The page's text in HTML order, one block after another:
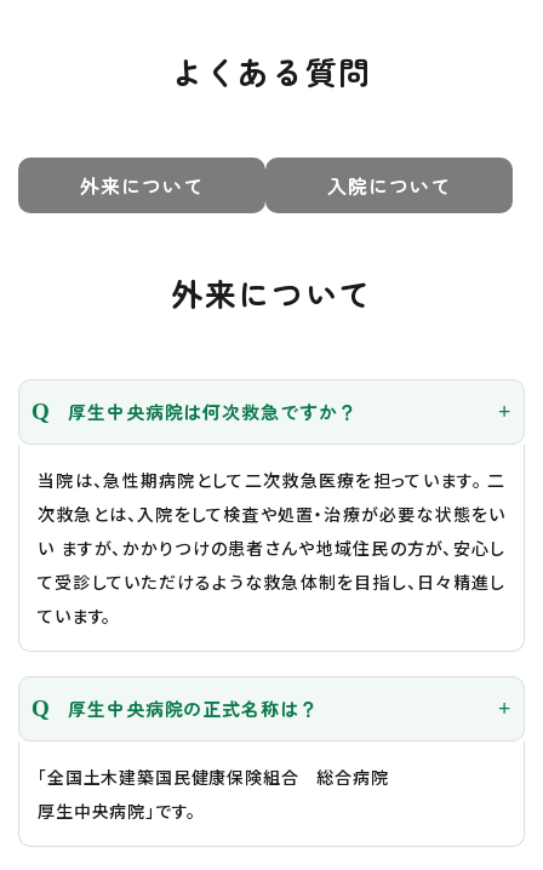
よくある質問
外来について 入院について
外来について
厚生中央病院は何次救急ですか？
当院は、急性期病院として二次救急医療を担っています。 二
次救急とは、入院をして検査や処置・治療が必要な状態をい
い ますが、かかりつけの患者さんや地域住民の方が、安心し
て受診していただけるような救急体制を目指し、日々精進し
ています。
厚生中央病院の正式名称は？
「全国土木建築国民健康保険組合 総合病院
厚生中央病院」です。